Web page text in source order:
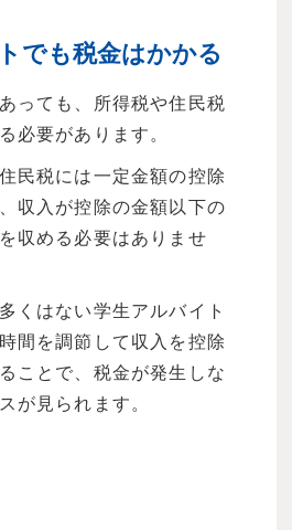
でも税金はかかる
っても、所得税や住民税
必要があります。
民税には一定金額の控除
収入が控除の金額以下の
収める必要はありませ
くはない学生アルバイト
間を調節して収入を控除
ことで、税金が発生しな
が見られます。